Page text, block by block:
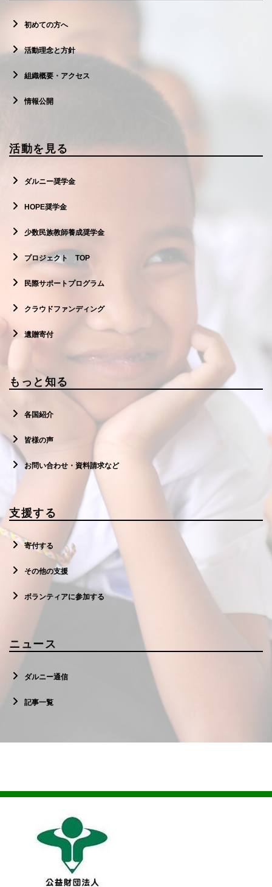
初めての方へ
活動理念と方針
組織概要・アクセス
情報公開
活動を見る
ダルニー奨学金
HOPE奨学金
少数民族教師養成奨学金
プロジェクト TOP
民際サポートプログラム
クラウドファンディング
遺贈寄付
もっと知る
各国紹介
皆様の声
お問い合わせ・資料請求など
支援する
寄付する
その他の支援
ボランティアに参加する
ニュース
ダルニー通信
記事一覧